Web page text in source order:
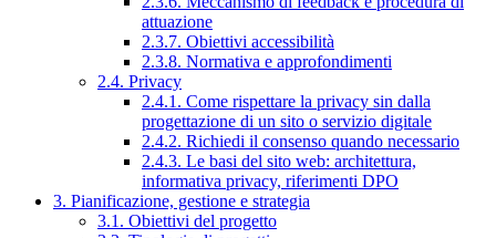
attuazione
2.3.7. Obiettivi accessibilità
2.3.8. Normativa e approfondimenti
2.4. Privacy
2.4.1. Come rispettare la privacy sin dalla
progettazione di un sito o servizio digitale
2.4.2. Richiedi il consenso quando necessario
2.4.3. Le basi del sito web: architettura,
informativa privacy, riferimenti DPO
3. Pianificazione, gestione e strategia
3.1. Obiettivi del progetto